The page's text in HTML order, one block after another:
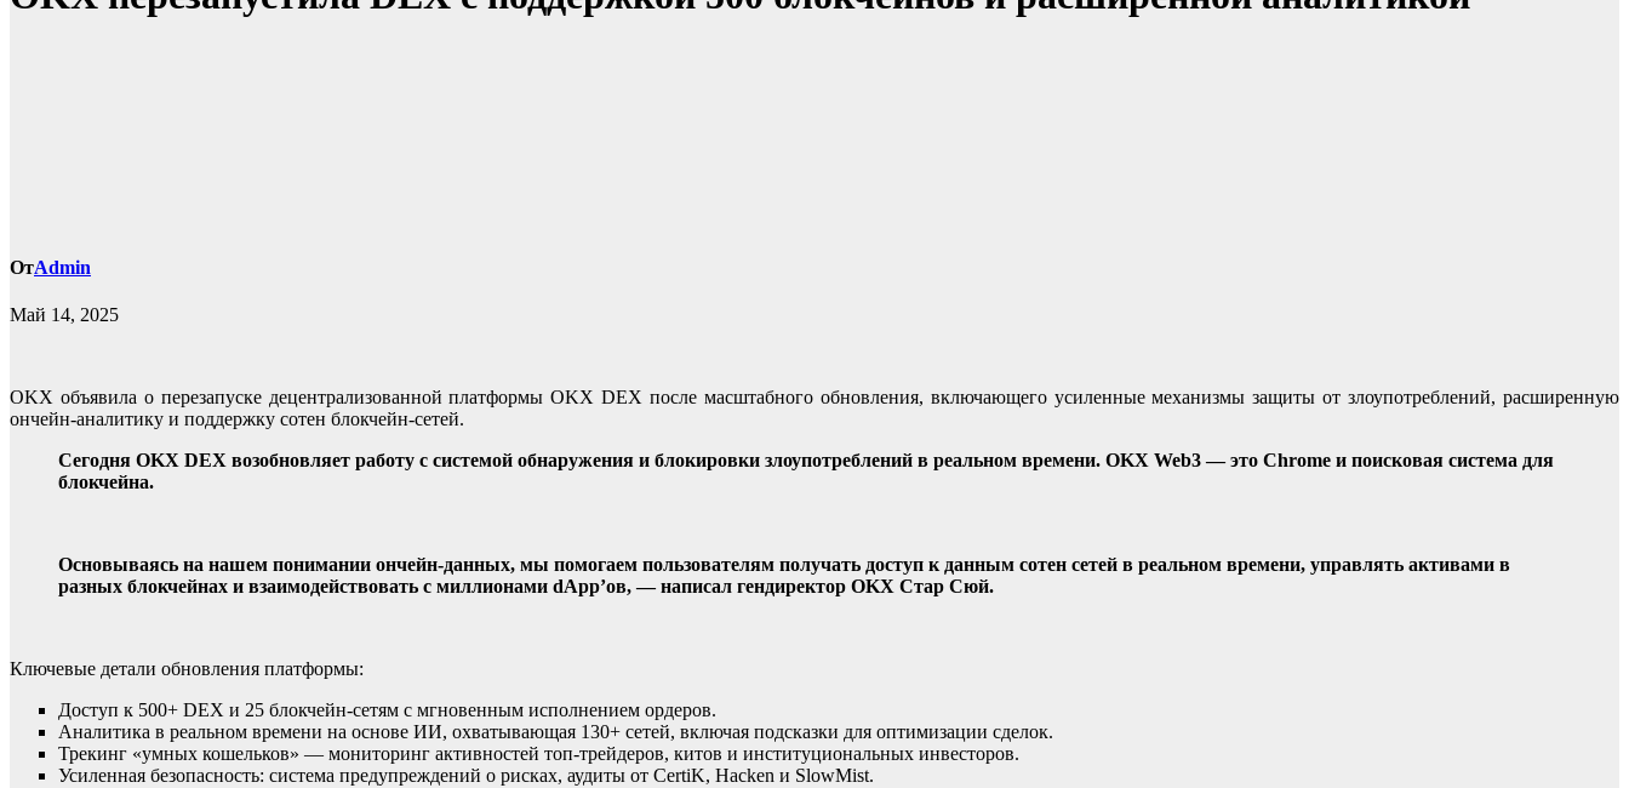
ОтAdmin
Май 14, 2025
OKX объявила о перезапуске децентрализованной платформы OKX DEX после масштабного обновления, включающего усиленные механизмы защиты от злоупотреблений, расширенную
ончейн-аналитику и поддержку сотен блокчейн-сетей.
Сегодня OKX DEX возобновляет работу с системой обнаружения и блокировки злоупотреблений в реальном времени. OKX Web3 — это Chrome и поисковая система для
блокчейна.
Основываясь на нашем понимании ончейн-данных, мы помогаем пользователям получать доступ к данным сотен сетей в реальном времени, управлять активами в
разных блокчейнах и взаимодействовать с миллионами dApp’ов, — написал гендиректор OKX Стар Сюй.
Ключевые детали обновления платформы:
Доступ к 500+ DEX и 25 блокчейн-сетям с мгновенным исполнением ордеров.
Аналитика в реальном времени на основе ИИ, охватывающая 130+ сетей, включая подсказки для оптимизации сделок.
Трекинг «умных кошельков» — мониторинг активностей топ-трейдеров, китов и институциональных инвесторов.
Усиленная безопасность: система предупреждений о рисках, аудиты от CertiK, Hacken и SlowMist.